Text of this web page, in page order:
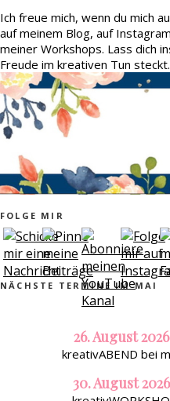
Ich freue mich, wenn du mich
auf meinem Blog, auf
meiner Workshops. Lass dich
Freude im kreativen Tun
FOLGE MIR
NÄCHSTE TERMINE IM MAI
26. August
kreativABEND bei
30. August